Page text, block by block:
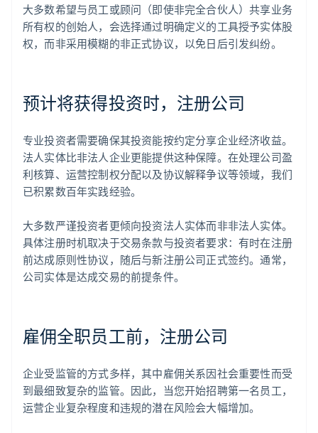
大多数希望与员工或顾问（即使非完全合伙人）共享业务
所有权的创始人，会选择通过明确定义的工具授予实体股
权，而非采用模糊的非正式协议，以免日后引发纠纷。
预计将获得投资时，注册公司
专业投资者需要确保其投资能按约定分享企业经济收益。
法人实体比非法人企业更能提供这种保障。在处理公司盈
利核算、运营控制权分配以及协议解释争议等领域，我们
已积累数百年实践经验。
大多数严谨投资者更倾向投资法人实体而非非法人实体。
具体注册时机取决于交易条款与投资者要求：有时在注册
前达成原则性协议，随后与新注册公司正式签约。通常，
公司实体是达成交易的前提条件。
雇佣全职员工前，注册公司
企业受监管的方式多样，其中雇佣关系因社会重要性而受
到最细致复杂的监管。因此，当您开始招聘第一名员工，
运营企业复杂程度和违规的潜在风险会大幅增加。